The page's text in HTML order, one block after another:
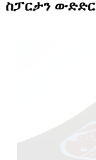
ስፓርታን ውድድር